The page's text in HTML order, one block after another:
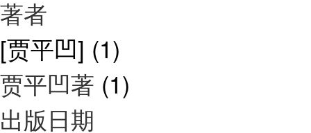
著者
[贾平凹] (1)
贾平凹著 (1)
出版日期